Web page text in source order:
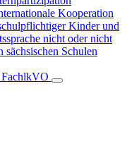
Kooperation
Kinder und
nicht oder nicht
sächsischen Schulen